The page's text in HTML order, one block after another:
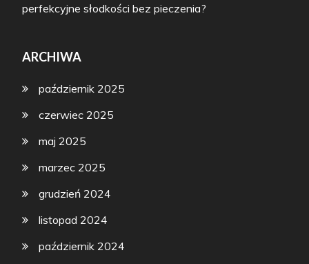
perfekcyjne słodkości bez pieczenia?
ARCHIWA
październik 2025
czerwiec 2025
maj 2025
marzec 2025
grudzień 2024
listopad 2024
październik 2024